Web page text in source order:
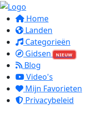
Home
Landen
Categorieën
Gidsen
NIEUW
Blog
Video's
Mijn Favorieten
Privacybeleid